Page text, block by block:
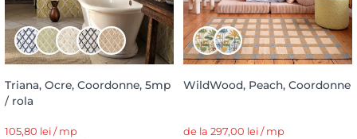
Triana, Ocre, Coordonne, 5mp
/ rola
105,80 lei / mp
WildWood, Peach, Coordonne
de la 297,00 lei / mp